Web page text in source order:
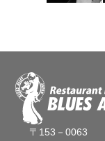
〒153－0063